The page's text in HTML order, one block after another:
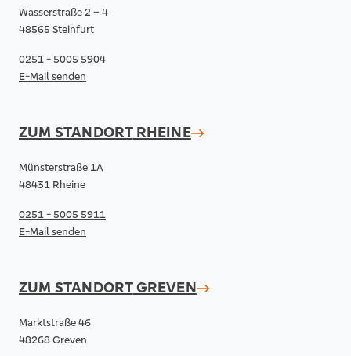
Wasserstraße 2 – 4
48565 Steinfurt
0251 - 5005 5904
E-Mail senden
ZUM STANDORT RHEINE
Münsterstraße 1A
48431 Rheine
0251 - 5005 5911
E-Mail senden
ZUM STANDORTGREVEN
Marktstraße 46
48268 Greven